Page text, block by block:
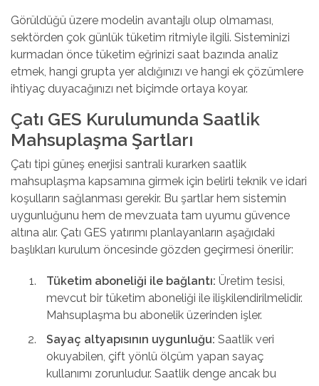
Görüldüğü üzere modelin avantajlı olup olmaması,
sektörden çok günlük tüketim ritmiyle ilgili. Sisteminizi
kurmadan önce tüketim eğrinizi saat bazında analiz
etmek, hangi grupta yer aldığınızı ve hangi ek çözümlere
ihtiyaç duyacağınızı net biçimde ortaya koyar.
Çatı GES Kurulumunda Saatlik
Mahsuplaşma Şartları
Çatı tipi güneş enerjisi santrali kurarken saatlik
mahsuplaşma kapsamına girmek için belirli teknik ve idari
koşulların sağlanması gerekir. Bu şartlar hem sistemin
uygunluğunu hem de mevzuata tam uyumu güvence
altına alır. Çatı GES yatırımı planlayanların aşağıdaki
başlıkları kurulum öncesinde gözden geçirmesi önerilir:
Tüketim aboneliği ile bağlantı: Üretim tesisi,
mevcut bir tüketim aboneliği ile ilişkilendirilmelidir.
Mahsuplaşma bu abonelik üzerinden işler.
Sayaç altyapısının uygunluğu: Saatlik veri
okuyabilen, çift yönlü ölçüm yapan sayaç
kullanımı zorunludur. Saatlik denge ancak bu